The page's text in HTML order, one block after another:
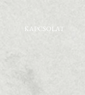
KAPCSOLAT